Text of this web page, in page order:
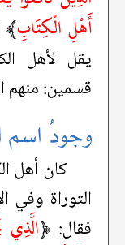
أَهْلِ الْكِتَابِ﴾
يقل لأهل
قسمين: منهم
وجودُ اسم
كان أهل
التوراة وفي
فقال: ﴿الَّذِي